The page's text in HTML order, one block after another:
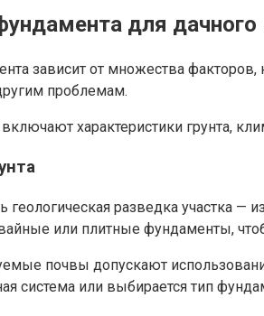
для
зависит от множества
проблемам.
характеристики грунта,
разведка участка —
или плитные фундаменты,
почвы допускают
система или выбирается тип